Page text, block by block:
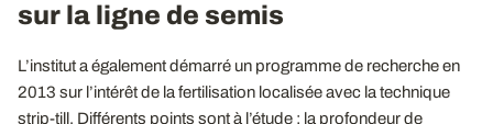
sur la ligne de semis
L’institut a également démarré un programme de recherche en
2013 sur l’intérêt de la fertilisation localisée avec la technique
strip-till. Différents points sont à l’étude : la profondeur de